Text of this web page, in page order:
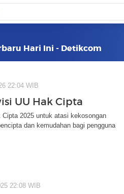
Hari Ini - Detikcom
22:04 WIB
UU Hak Cipta
2025 untuk atasi kekosongan
dan kemudahan bagi pengguna
22:08 WIB